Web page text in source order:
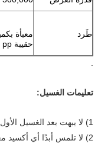
طَرد
معبأة
حقيبة pp
تعليمات الغسيل:
1) لا يبهت بعد الغسيل الأول
2) لا تلمس أبدًا أي أكسيد معدني وإلا فلن يتم تنظيفه.